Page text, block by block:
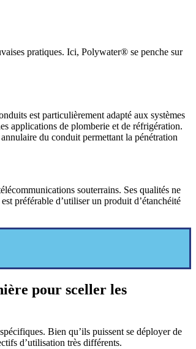
pratiques. Ici, Polywater® se penche sur
est particulièrement adapté aux systèmes
applications de plomberie et de réfrigération.
du conduit permettant la pénétration
souterrains. Ses qualités ne
préférable d’utiliser un produit d’étanchéité
pour sceller les
Bien qu’ils puissent se déployer de
d’utilisation très différents.